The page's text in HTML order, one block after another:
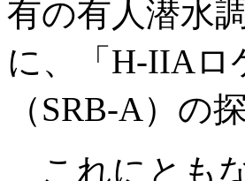
有の有人潜水
に、「H-IIAロ
（SRB-A）の
これにとも